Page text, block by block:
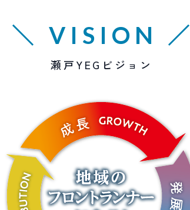
＼ VISION ／
瀬戸YEGビジョン